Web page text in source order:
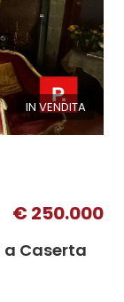
IN VENDITA
€ 250.000
Caserta